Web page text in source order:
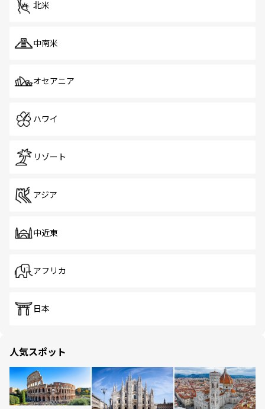
北米
中南米
オセアニア
ハワイ
リゾート
アジア
中近東
アフリカ
日本
人気スポット